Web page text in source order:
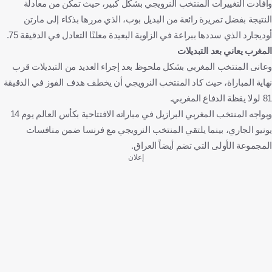
وأفادت التغييرات المنتخب النرويجي بشكل كبير، حيث تمكن من معادلة
النتيجة بفضل تمريرة رائعة من البديل بوب، الذي مررها بذكاء إلى مارتن
أوديجارد الذي سددها ببراعة في الزاوية البعيدة معلنًا التعادل في الدقيقة 75.
المغرب يعاني بعد التبديلات
وعانى المنتخب المغربي بشكل ملحوظ بعد إجراء العديد من التبديلات قرب
نهاية المباراة، حيث كاد المنتخب النرويجي أن يخطف هدف الفوز في الدقيقة
81 لولا يقظة الدفاع المغربي.
ويواجه المنتخب المغربي البرازيل في مباراته الافتتاحية بكأس العالم يوم 14
يونيو الجاري، بينما يلتقي المنتخب النرويجي مع فرنسا ضمن منافسات
المجموعة الأولى التي تضم أيضاً العراق.
إعلان